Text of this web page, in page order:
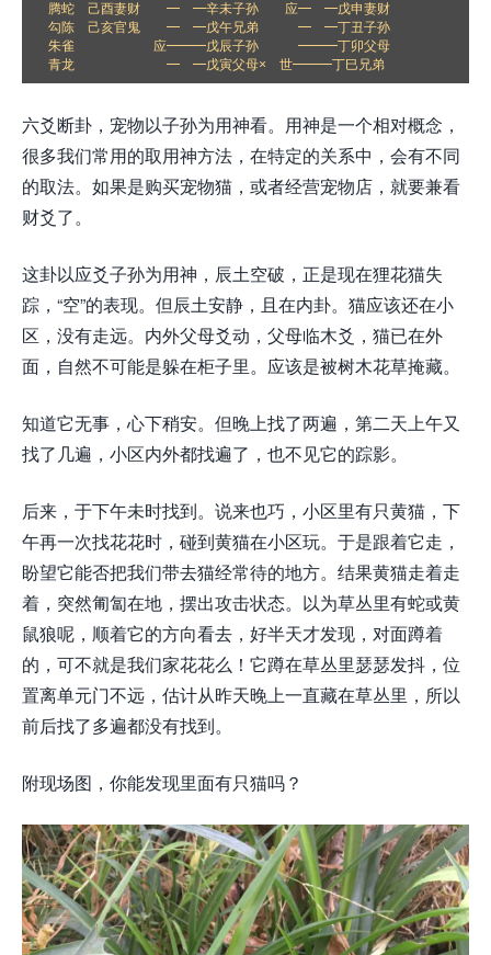
腾蛇　己酉妻财　　━　━辛未子孙　　应━　━戊申妻财
勾陈　己亥官鬼　　━　━戊午兄弟　　　━　━丁丑子孙
朱雀　　　　　　应━━━戊辰子孙　　　━━━丁卯父母
青龙　　　　　　　━　━戊寅父母×　世━━━丁巳兄弟
六爻断卦，宠物以子孙为用神看。用神是一个相对概念，
很多我们常用的取用神方法，在特定的关系中，会有不同
的取法。如果是购买宠物猫，或者经营宠物店，就要兼看
财爻了。
这卦以应爻子孙为用神，辰土空破，正是现在狸花猫失
踪，“空”的表现。但辰土安静，且在内卦。猫应该还在小
区，没有走远。内外父母爻动，父母临木爻，猫已在外
面，自然不可能是躲在柜子里。应该是被树木花草掩藏。
知道它无事，心下稍安。但晚上找了两遍，第二天上午又
找了几遍，小区内外都找遍了，也不见它的踪影。
后来，于下午未时找到。说来也巧，小区里有只黄猫，下
午再一次找花花时，碰到黄猫在小区玩。于是跟着它走，
盼望它能否把我们带去猫经常待的地方。结果黄猫走着走
着，突然匍匐在地，摆出攻击状态。以为草丛里有蛇或黄
鼠狼呢，顺着它的方向看去，好半天才发现，对面蹲着
的，可不就是我们家花花么！它蹲在草丛里瑟瑟发抖，位
置离单元门不远，估计从昨天晚上一直藏在草丛里，所以
前后找了多遍都没有找到。
附现场图，你能发现里面有只猫吗？